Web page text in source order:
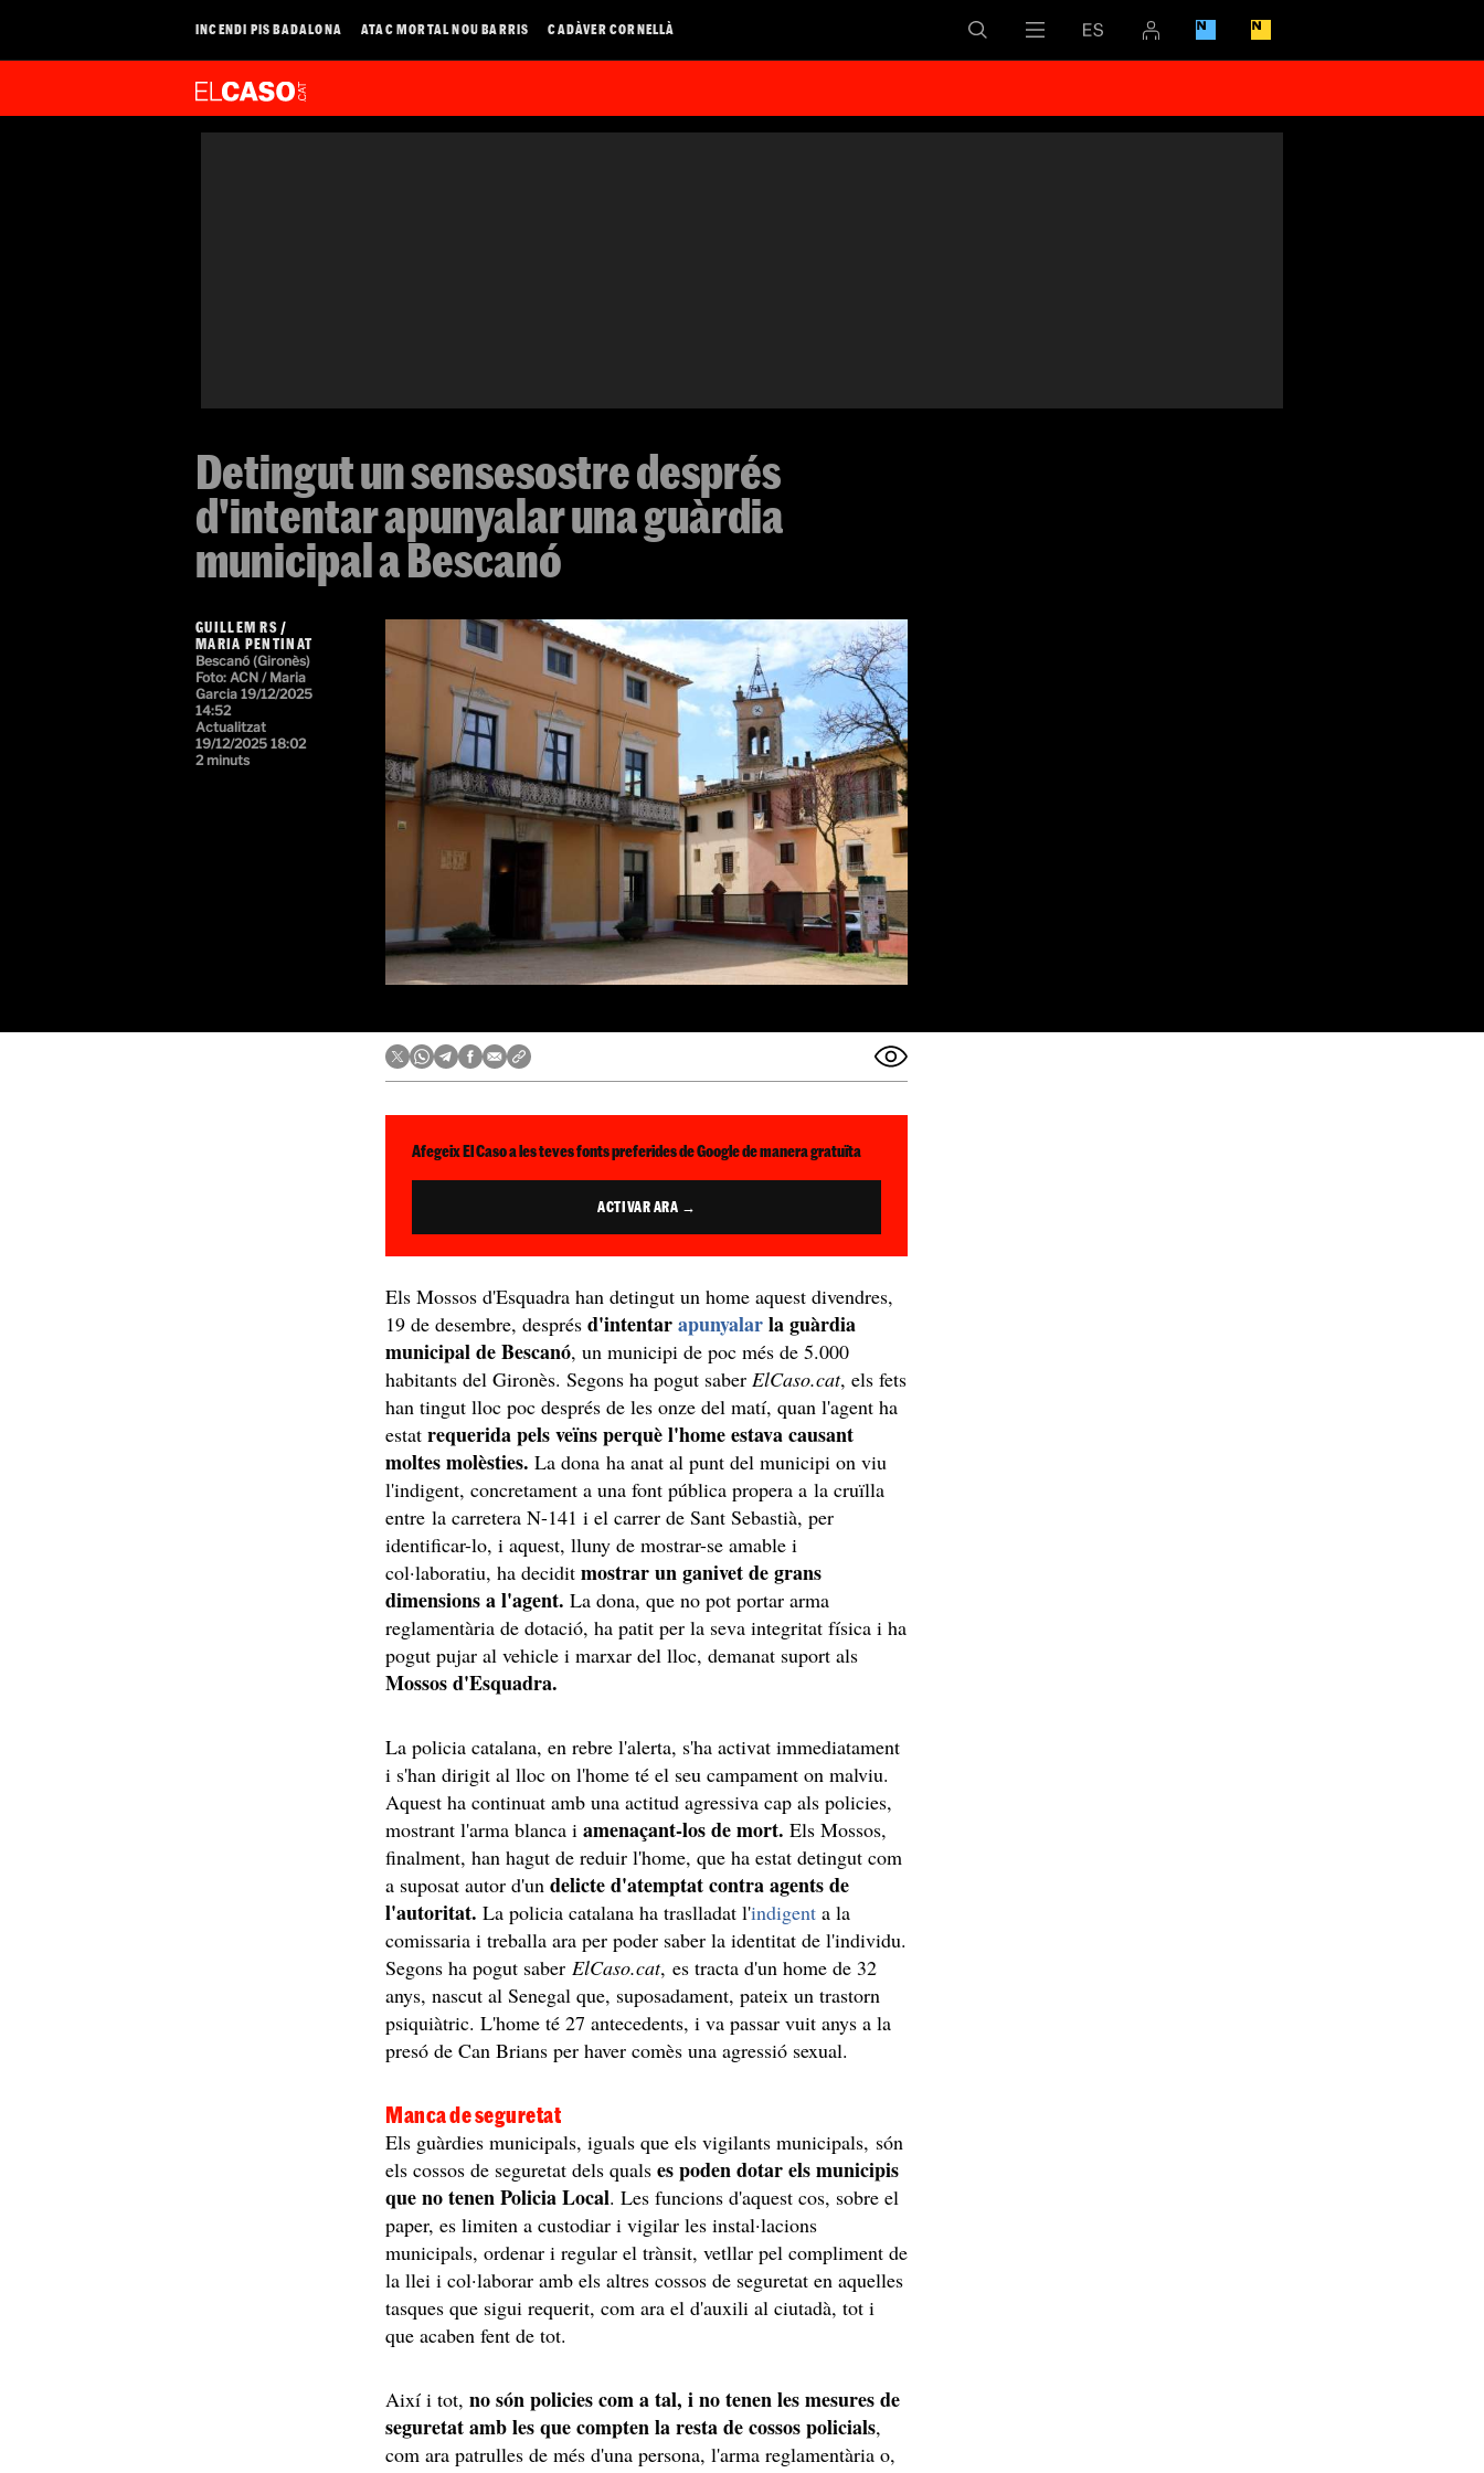
INCENDI PIS BADALONA ATAC MORTAL NOU BARRIS CADÀVER CORNELLÀ
Detingut un sensesostre després
d'intentar apunyalar una guàrdia
municipal a Bescanó
GUILLEM RS /
MARIA PENTINAT
Bescanó (Gironès)
Foto: ACN / Maria
Garcia 19/12/2025
14:52
Actualitzat
19/12/2025 18:02
2 minuts
Afegeix El Caso a les teves fonts preferides de Google de manera gratuïta
ACTIVAR ARA →
Els Mossos d'Esquadra han detingut un home aquest divendres,
19 de desembre, després d'intentarapunyalarla guàrdia
municipal de Bescanó, un municipi de poc més de 5.000
habitants del Gironès. Segons ha pogut saberElCaso.cat, els fets
han tingut lloc poc després de les onze del matí, quan l'agent ha
estatrequerida pels veïns perquè l'home estava causant
moltes molèsties.La dona ha anat al punt del municipi on viu
l'indigent, concretament a una font pública propera a la cruïlla
entre la carretera N-141 i el carrer de Sant Sebastià, per
identificar-lo, i aquest, lluny de mostrar-se amable i
col·laboratiu, ha deciditmostrar un ganivet de grans
dimensions a l'agent. La dona, que no pot portar arma
reglamentària de dotació, ha patit per la seva integritat física i ha
pogut pujar al vehicle i marxar del lloc, demanat suport als
Mossos d'Esquadra.
La policia catalana, en rebre l'alerta, s'ha activat immediatament
i s'han dirigit al lloc on l'home té el seu campament on malviu.
Aquest ha continuat amb una actitud agressiva cap als policies,
mostrant l'arma blanca iamenaçant-los de mort.Els Mossos,
finalment, han hagut de reduir l'home, que ha estat detingut com
a suposat autor d'undelicte d'atemptat contra agents de
l'autoritat.La policia catalana ha traslladat l'indigent a la
comissaria i treballa ara per poder saber la identitat de l'individu.
Segons ha pogut saberElCaso.cat, es tracta d'un home de 32
anys, nascut al Senegal que, suposadament, pateix un trastorn
psiquiàtric. L'home té 27 antecedents, i va passar vuit anys a la
presó de Can Brians per haver comès una agressió sexual.
Manca de seguretat
Els guàrdies municipals, iguals que els vigilants municipals, són
els cossos de seguretat dels quals es poden dotar els municipis
que no tenen Policia Local. Les funcions d'aquest cos, sobre el
paper, es limiten a custodiar i vigilar les instal·lacions
municipals, ordenar i regular el trànsit, vetllar pel compliment de
la llei i col·laborar amb els altres cossos de seguretat en aquelles
tasques que sigui requerit, com ara el d'auxili al ciutadà, tot i
que acaben fent de tot.
Així i tot,no són policies com a tal, i no tenen les mesures de
seguretat amb les que compten la resta de cossos policials,
com ara patrulles de més d'una persona, l'arma reglamentària o,